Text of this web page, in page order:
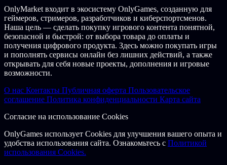
OnlyMarket входит в экосистему OnlyGames, созданную для
геймеров, стримеров, разработчиков и киберспортсменов.
Наша цель — сделать покупку игрового контента понятной,
безопасной и быстрой: от выбора товара до оплаты и
получения цифрового продукта. Здесь можно покупать игры
и пополнять сервисы онлайн без лишних действий, а также
открывать для себя новые проекты, дополнения и игровые
возможности.
О нас Контакты Публичная оферта Пользовательское
соглашение Политика конфиденциальности Карта сайта
Согласие на использование Cookies
OnlyGames использует Cookies для улучшения вашего опыта и
удобства использования сайта. Ознакомьтесь с Политикой
использования Cookies.